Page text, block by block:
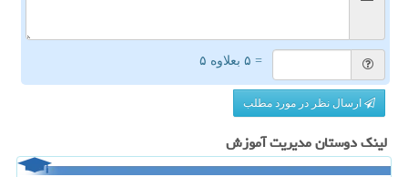
= ۵ بعلاوه ۵
ارسال نظر در مورد مطلب
لینک دوستان مدیریت آموزش